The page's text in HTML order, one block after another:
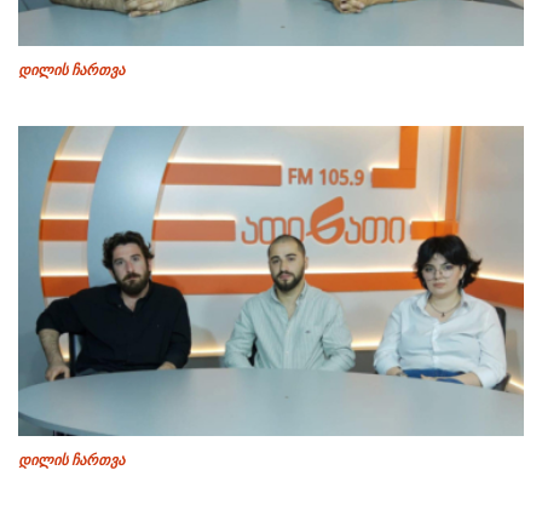
დილის ჩართვა
დილის ჩართვა